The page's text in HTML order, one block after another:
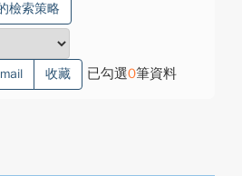
檢索策略
收藏 已勾選0筆資料